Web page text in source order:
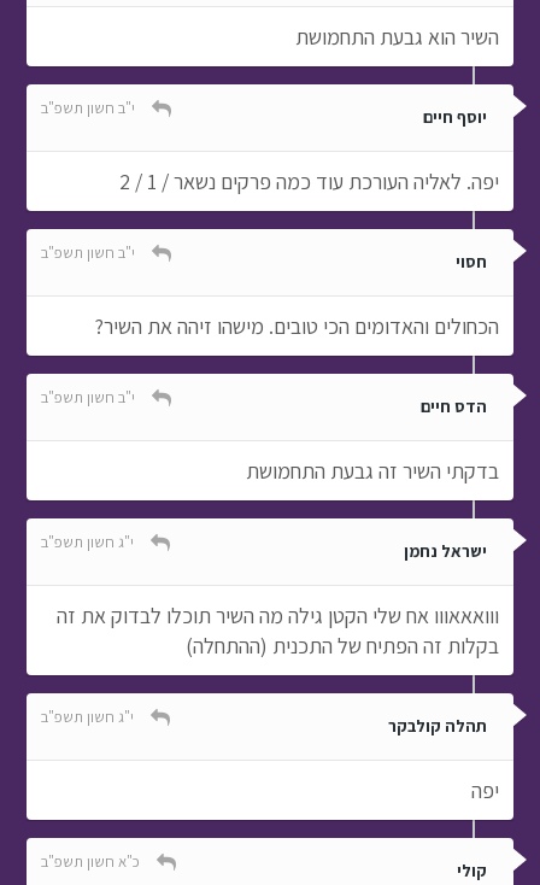
השיר הוא גבעת התחמושת
יוסף חיים י"ב חשון תשפ"ב
יפה. לאליה העורכת עוד כמה פרקים נשאר / 1 / 2
חסוי י"ב חשון תשפ"ב
הכחולים והאדומים הכי טובים. מישהו זיהה את השיר?
הדס חיים י"ב חשון תשפ"ב
בדקתי השיר זה גבעת התחמושת
ישראל נחמן י"ג חשון תשפ"ב
ווואאאווו אח שלי הקטן גילה מה השיר תוכלו לבדוק את זה
בקלות זה הפתיח של התכנית (ההתחלה)
תהלה קולבקר י"ג חשון תשפ"ב
יפה
קולי כ"א חשון תשפ"ב